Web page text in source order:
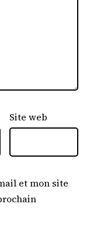
Site web
et mon site